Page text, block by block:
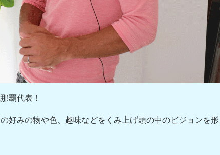
覇代表！
好みの物や色、趣味などをくみ上げ頭の中のビジョンを